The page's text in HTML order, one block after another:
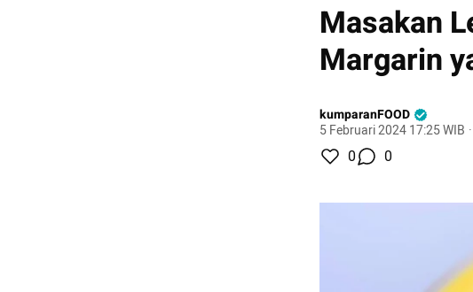
Masakan
Margarin
kumparanFOOD
5 Februari 2024 17:25 WIB ·
0 0